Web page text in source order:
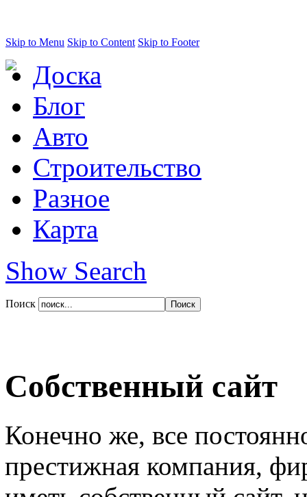
Skip to Menu Skip to Content Skip to Footer
Доска
Блог
Авто
Строительство
Разное
Карта
Show Search
Поиск
Собственный сайт
Конечно же, все
престижная компания,